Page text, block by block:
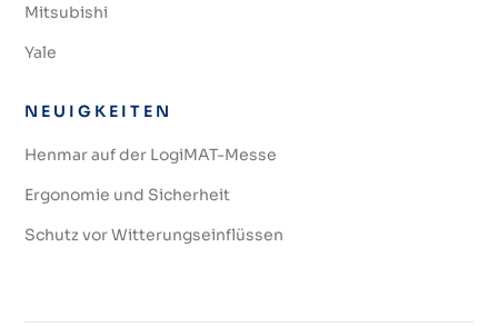
Mitsubishi
Yale
NEUIGKEITEN
Henmar auf der LogiMAT-Messe
Ergonomie und Sicherheit
Schutz vor Witterungseinflüssen